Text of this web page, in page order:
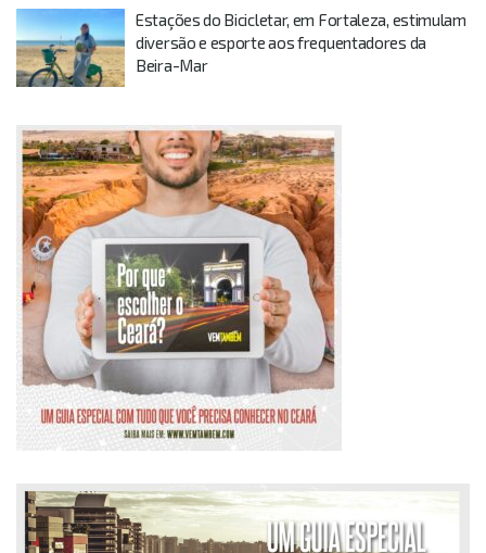
Estações do Bicicletar, em Fortaleza, estimulam
diversão e esporte aos frequentadores da
Beira-Mar